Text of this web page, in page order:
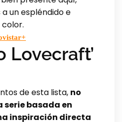
un espléndido e
Lovecraft’
de esta lista, no
basada en
inspiración directa